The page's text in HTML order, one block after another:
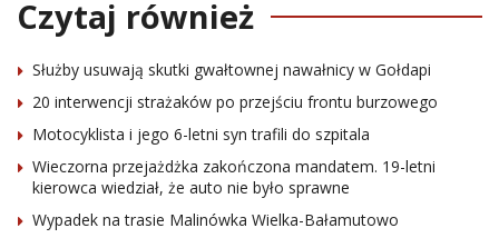
Czytaj również
Służby usuwają skutki gwałtownej nawałnicy w Gołdapi
20 interwencji strażaków po przejściu frontu burzowego
Motocyklista i jego 6-letni syn trafili do szpitala
Wieczorna przejażdżka zakończona mandatem. 19-letni
kierowca wiedział, że auto nie było sprawne
Wypadek na trasie Malinówka Wielka-Bałamutowo